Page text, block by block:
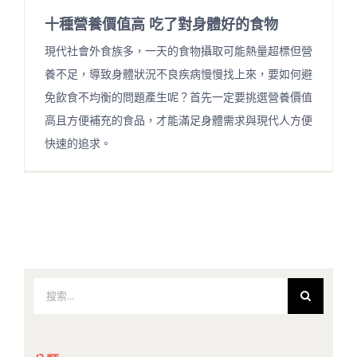
十種營養價值高 吃了對身體好的食物
現代社會外食族多，一天的食物攝取可能熱量超標但營
養不足，導致身體狀況不良疾病慢慢找上來，要如何避
免飲食不均衡的問題產生呢？首先一定要挑選營養價值
高且方便補充的食品，才能滿足身體需求與現代人方便
快速的追求。